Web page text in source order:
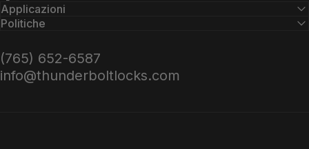
Facebook
YouTube
Applicazioni
Politiche
(765) 652-6587
info@thunderboltlocks.com